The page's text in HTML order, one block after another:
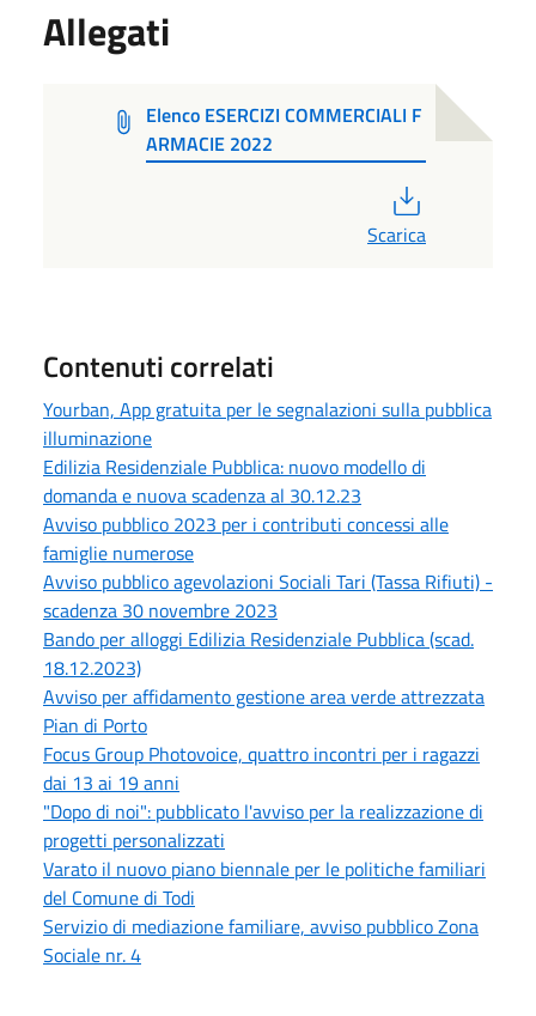
Allegati
Elenco ESERCIZI COMMERCIALI F
ARMACIE 2022
Scarica
Contenuti correlati
Yourban, App gratuita per le segnalazioni sulla pubblica
illuminazione
Edilizia Residenziale Pubblica: nuovo modello di
domanda e nuova scadenza al 30.12.23
Avviso pubblico 2023 per i contributi concessi alle
famiglie numerose
Avviso pubblico agevolazioni Sociali Tari (Tassa Rifiuti) -
scadenza 30 novembre 2023
Bando per alloggi Edilizia Residenziale Pubblica (scad.
18.12.2023)
Avviso per affidamento gestione area verde attrezzata
Pian di Porto
Focus Group Photovoice, quattro incontri per i ragazzi
dai 13 ai 19 anni
"Dopo di noi": pubblicato l'avviso per la realizzazione di
progetti personalizzati
Varato il nuovo piano biennale per le politiche familiari
del Comune di Todi
Servizio di mediazione familiare, avviso pubblico Zona
Sociale nr. 4